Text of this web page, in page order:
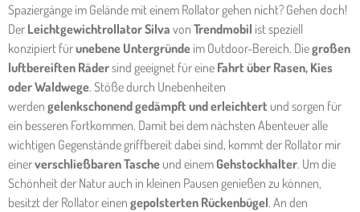
Spaziergänge im Gelände mit einem Rollator gehen nicht? Gehen doch!
Der Leichtgewichtrollator Silva von Trendmobil ist speziell
konzipiert fürunebene Untergründe im Outdoor-Bereich. Diegroßen
luftbereiften Rädersind geeignet für eine Fahrt über Rasen, Kies
oder Waldwege. Stöße durch Unebenheiten
werden gelenkschonend gedämpft und erleichtert und sorgen für
ein besseren Fortkommen. Damit bei dem nächsten Abenteuer alle
wichtigen Gegenstände griffbereit dabei sind, kommt der Rollator mir
einerverschließbaren Tasche und einem Gehstockhalter. Um die
Schönheit der Natur auch in kleinen Pausen genießen zu können,
besitzt der Rollator einen gepolsterten Rückenbügel. An den